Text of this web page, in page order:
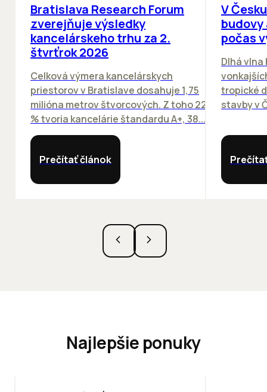
Bratislava Research Forum
zverejňuje výsledky
kancelárskeho trhu za 2.
štvrťrok 2026
Celková výmera kancelárskych
priestorov v Bratislave dosahuje 1,75
milióna metrov štvorcových. Z toho 22
% tvoria kancelárie štandardu A+, 38...
Prečítať článok
V
počas
Dlhá
tropické
stavby v
Najlepšie ponuky